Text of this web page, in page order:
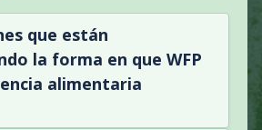
que están
la forma en que WFP
alimentaria